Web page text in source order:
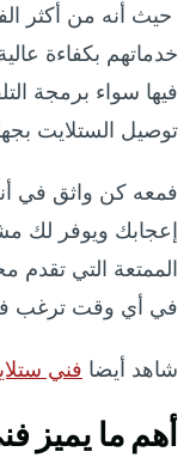
حيث أنه من أكثر
خدماتهم بكفاءة
فيها سواء برمجة
توصيل الستلايت
فمعه كن واثق في
إعجابك ويوفر لك
الممتعة التي تقدم
في أي وقت ترغب
شاهد أيضا فني
أهم ما يميز